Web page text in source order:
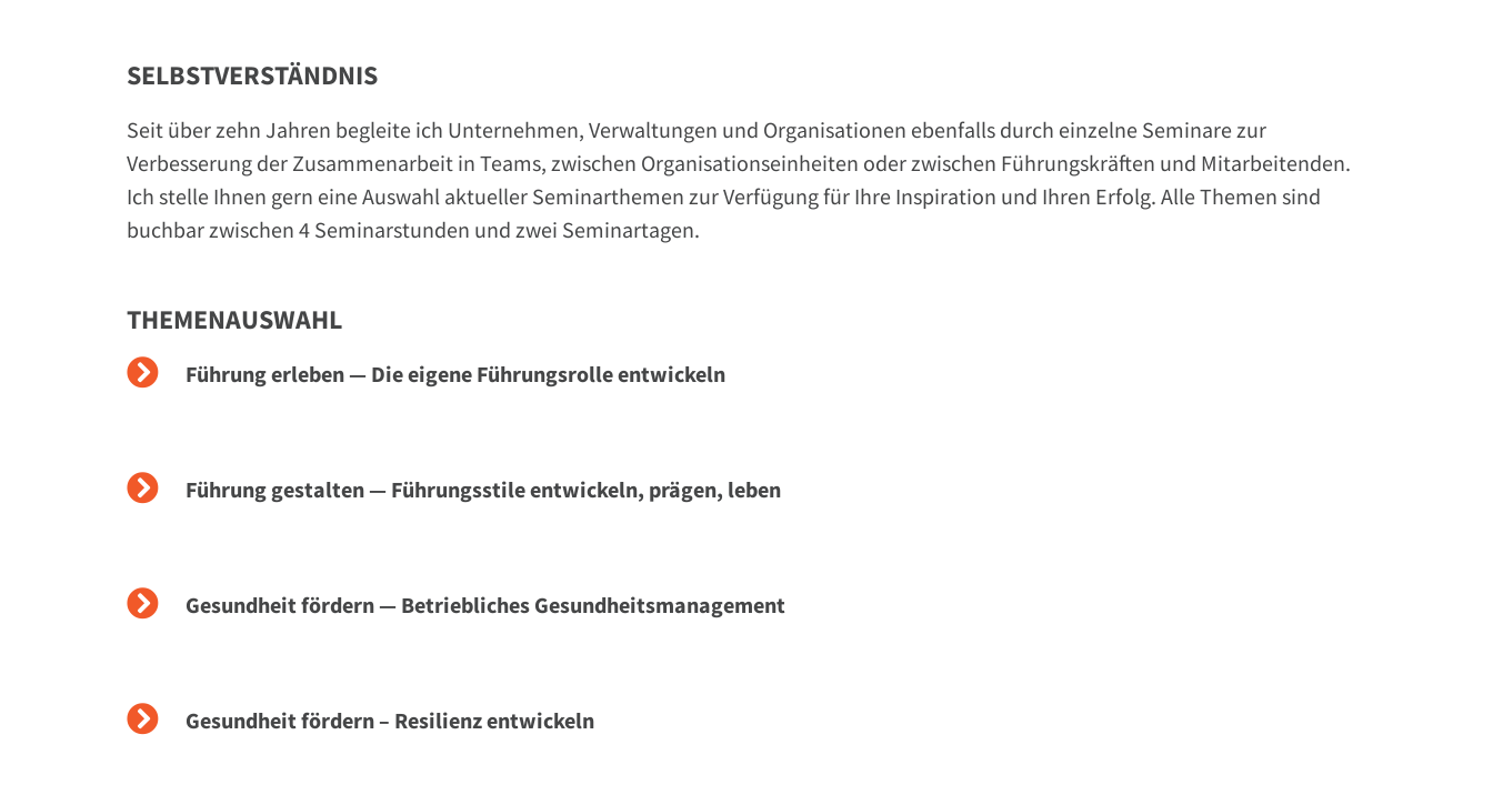
SELBSTVERSTÄNDNIS
Seit über zehn Jahren begleite ich Unternehmen, Verwaltungen und Organisationen ebenfalls durch einzelne Seminare zur
Verbesserung der Zusammenarbeit in Teams, zwischen Organisationseinheiten oder zwischen Führungskräften und Mitarbeitenden.
Ich stelle Ihnen gern eine Auswahl aktueller Seminarthemen zur Verfügung für Ihre Inspiration und Ihren Erfolg. Alle Themen sind
buchbar zwischen 4 Seminarstunden und zwei Seminartagen.
THEMENAUSWAHL
Führung erleben — Die eigene Führungsrolle entwickeln
Führung gestalten — Führungsstile entwickeln, prägen, leben
Gesundheit fördern — Betriebliches Gesundheitsmanagement
Gesundheit fördern – Resilienz entwickeln